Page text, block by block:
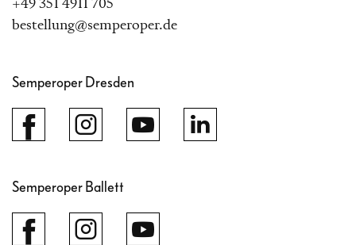
+49 351 4911 705
bestellung@semperoper.de
Semperoper Dresden
Semperoper Ballett